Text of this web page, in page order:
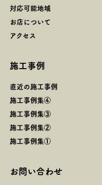
対応可能地域
お店について
アクセス
施工事例
直近の施工事例
施工事例集④
施工事例集③
施工事例集②
施工事例集①
お問い合わせ